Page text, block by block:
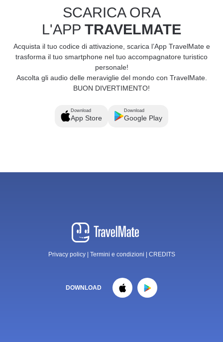
SCARICA ORA
L'APP TRAVELMATE
Acquista il tuo codice di attivazione, scarica l’App TravelMate e
trasforma il tuo smartphone nel tuo accompagnatore turistico
personale!
Ascolta gli audio delle meraviglie del mondo con TravelMate.
BUON DIVERTIMENTO!
Download
App Store
Download
Google Play
Privacy policy| Termini e condizioni CREDITS
DOWNLOAD